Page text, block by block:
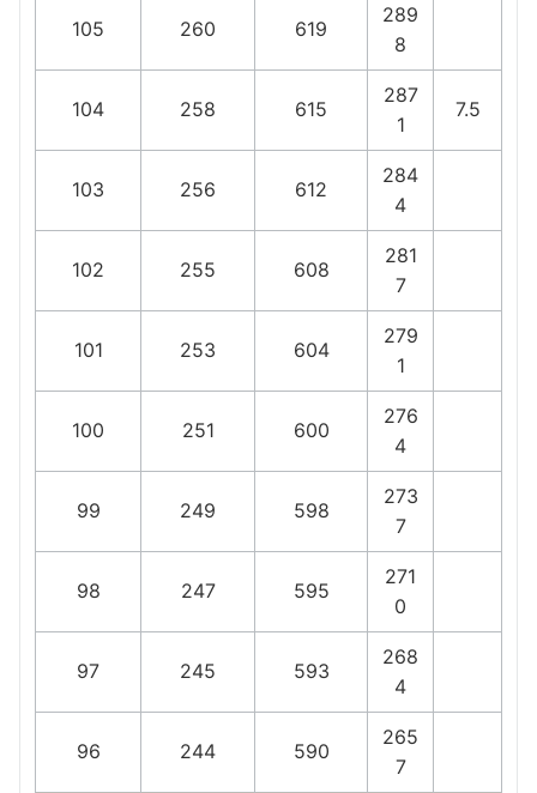
105 260 619
289
8
104 258 615
287
1
7.5
103 256 612
284
4
102 255 608
281
7
101 253 604
279
1
100 251 600
276
4
99 249 598
273
7
98 247 595
271
0
97 245 593
268
4
96 244 590
265
7